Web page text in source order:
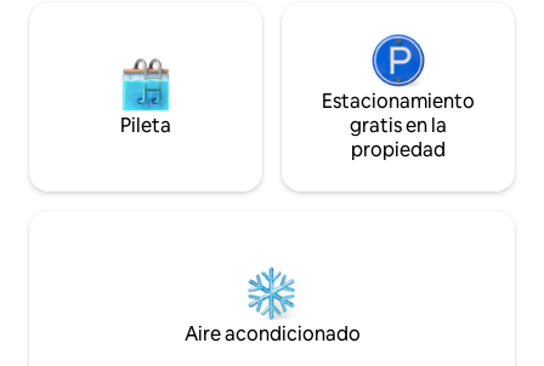
Pileta
Estacionamiento
gratis en la
propiedad
Aire acondicionado